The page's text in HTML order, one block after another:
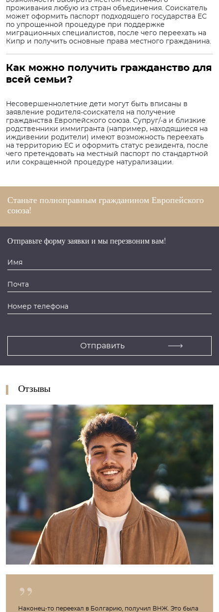
проживания любую из стран объединения. Соискатель
может оформить паспорт подходящего государства ЕС
по упрощенной процедуре при поддержке
миграционных специалистов, после чего переехать на
Кипр и получить основные права местного гражданина.
Как можно получить гражданство для
всей семьи?
Несовершеннолетние дети могут быть вписаны в
заявление родителя-соискателя на получение
гражданства Европейского союза. Супруг/-а и близкие
родственники иммигранта (например, находящиеся на
иждивении родители) имеют возможность переехать
на территорию ЕС и оформить статус резидента, после
чего претендовать на местный паспорт по стандартной
или сокращенной процедуре натурализации.
Станьте полноправным гражданином Европейского
союза!
Отправьте форму заявки и мы перезвоним вам!
Отзывы
Наконец-то переехал в Болгарию, получил ВНЖ. Это была